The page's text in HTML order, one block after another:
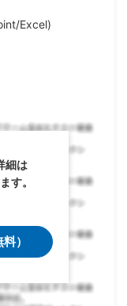
Excel)
細は
す。
）